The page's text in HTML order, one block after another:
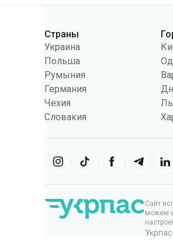
Категории
Страны
Украина
Польша
Румыния
Германия
Чехия
Словакия
Сайт
можем
Укрпас